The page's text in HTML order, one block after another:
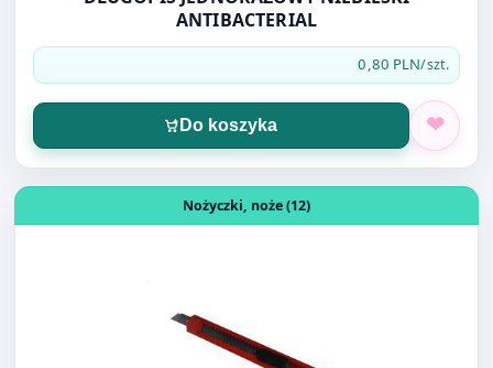
Do koszyka
Otwórz produkt: NÓŻ DO TAPET MAŁY MF 1135 9mm
Nożyczki, noże (12)